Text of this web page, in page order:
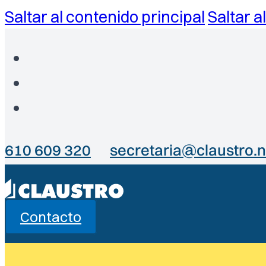
Saltar al contenido principalSaltar
610 609 320
Contacto